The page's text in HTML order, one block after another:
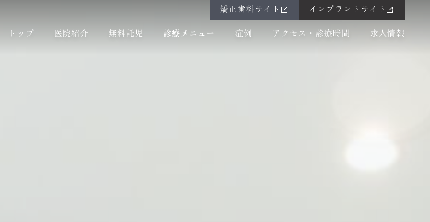
矯正歯科サイト インプラントサイト
トップ 医院紹介 無料託児 診療メニュー 症例 アクセス・診療時間 求人情報